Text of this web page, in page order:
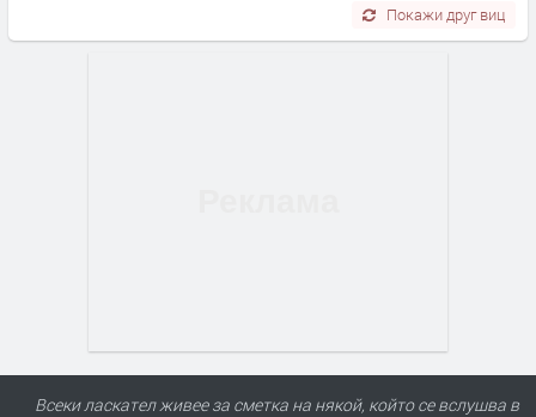
Покажи друг виц
Всеки ласкател живее за сметка на някой, който се вслушва в